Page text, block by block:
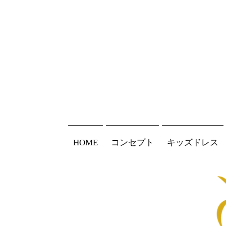
HOME コンセプト キッズドレス